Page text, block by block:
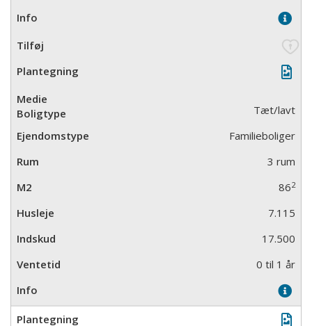
Tæt/lavt
Familieboliger
3 rum
862
7.115
17.500
0 til 1 år